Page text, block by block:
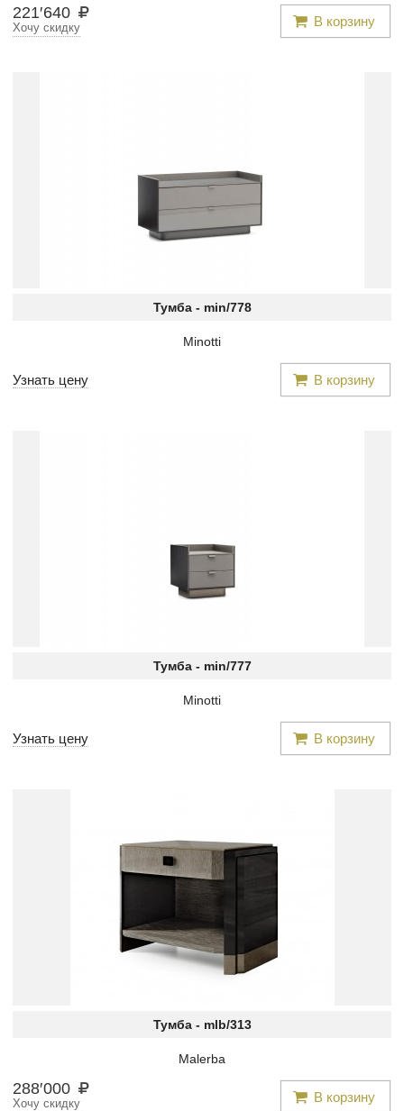
221′640 В корзину
Хочу скидку
Тумба - min/778
Minotti
Узнать цену В корзину
Тумба - min/777
Minotti
Узнать цену В корзину
Тумба - mlb/313
Malerba
288′000 В корзину
Хочу скидку